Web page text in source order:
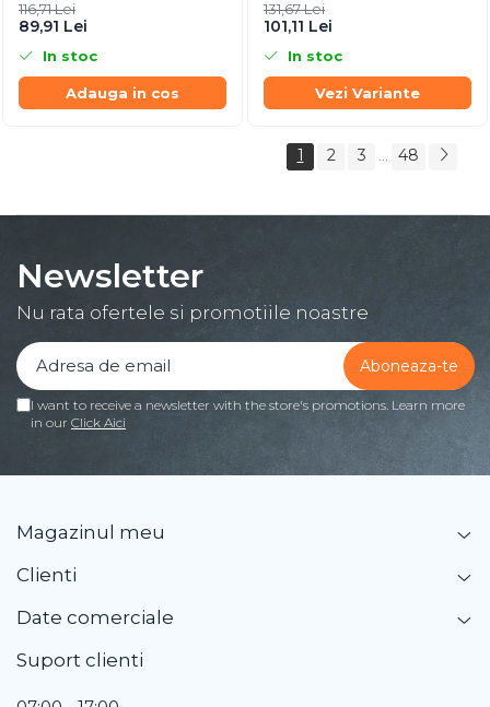
116,71 Lei
89,91 Lei
In stoc
Adauga in cos
131,67 Lei
101,11 Lei
In stoc
Vezi Variante
1 2 3 48
Newsletter
Nu rata ofertele si promotiile noastre
I want to receive a newsletter with the store's promotions. Learn more
in our Click Aici
Magazinul meu
Clienti
Date comerciale
Suport clienti